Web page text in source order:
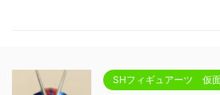
SHフィギュアーツ 仮